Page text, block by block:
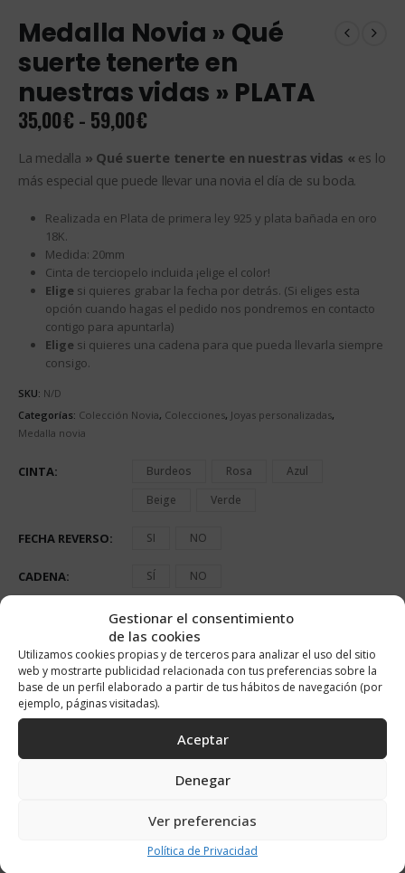
Gestionar el consentimiento
de las cookies
Utilizamos cookies propias y de terceros para analizar el uso del sitio
web y mostrarte publicidad relacionada con tus preferencias sobre la
base de un perfil elaborado a partir de tus hábitos de navegación (por
ejemplo, páginas visitadas).
Aceptar
Denegar
Ver preferencias
Política de Privacidad
Medalla Novia » Qué
suerte tenerte en
nuestras vidas » PLATA
35,00€ - 59,00€Rango
precios:
desde
hasta
La medalla » Qué suerte tenerte en nuestras vidas « es lo
más especial que puede llevar una novia el día de su boda.
Realizada en Plata de primera ley 925 y plata bañada en oro
18K.
Medida: 20mm
Cinta de terciopelo incluida ¡elige el color!
Elige si quieres grabar la fecha por detrás. (Si eliges esta
opción cuando hagas el pedido nos pondremos en contacto
contigo para apuntarla)
Elige si quieres una cadena para que pueda llevarla siempre
consigo.
SKU: N/D
Categorías: Colección Novia, Colecciones, Joyas personalizadas,
Medalla novia
CINTA Burdeos Rosa
Azul
Beige
Verde
FECHA REVERSO SI NO
CADENA SÍ NO
AÑADIR AL CARRITO
Alternative:
Frase personalizada grabada a mano.